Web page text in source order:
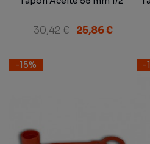
30,42 € 25,86 €
-15% -